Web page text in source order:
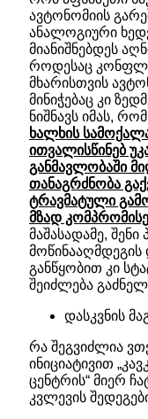
ავტონომიის
ანალოგიური
მიანიშნებდეს
როდესაც
მხარისთვის
მინიჭებაც კი
ნიშნავს იმას, რომ
ხალხის
ითვალისწინებ
განმავლობაში
თანაგრძნობა
ტრავმატული
მზად
მაშასადამე,
მოწინააღმდეგის
განწყობით კი
შეიძლება
დასკვნის
რა შეგვიძლია
ინიციატივით
ცენტრის“ მიერ
კვლევის